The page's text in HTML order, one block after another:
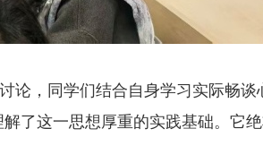
论，同学们结合自身学习实际畅谈
了这一思想厚重的实践基础。它绝